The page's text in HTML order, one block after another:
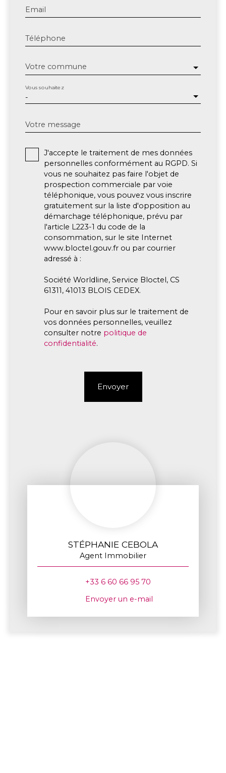
Email
Téléphone
Votre commune
-
Vous souhaitez
Votre message
J'accepte le traitement de mes données
personnelles conformément au RGPD. Si
vous ne souhaitez pas faire l'objet de
prospection commerciale par voie
téléphonique, vous pouvez vous inscrire
gratuitement sur la liste d'opposition au
démarchage téléphonique, prévu par
l'article L223-1 du code de la
consommation, sur le site Internet
www.bloctel.gouv.fr ou par courrier
adressé à :
Société Worldline, Service Bloctel, CS
61311, 41013 BLOIS CEDEX.
Pour en savoir plus sur le traitement de
vos données personnelles, veuillez
consulter notre politique de
confidentialité.
Envoyer
STÉPHANIE CEBOLA
Agent Immobilier
+33 6 60 66 95 70
Envoyer un e-mail